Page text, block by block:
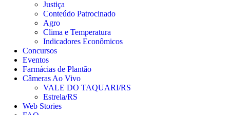
Justiça
Conteúdo Patrocinado
Agro
Clima e Temperatura
Indicadores Econômicos
Concursos
Eventos
Farmácias de Plantão
Câmeras Ao Vivo
VALE DO TAQUARI/RS
Estrela/RS
Web Stories